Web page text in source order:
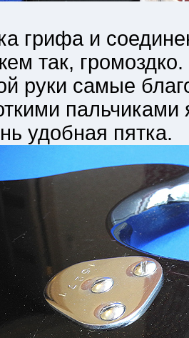
грифа и
так,
руки самые
удобная пятка.